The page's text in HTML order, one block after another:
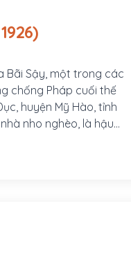
- 1926)
Bãi Sậy, một trong các
chống Pháp cuối thế
huyện Mỹ Hào, tỉnh
nho nghèo, là hậu